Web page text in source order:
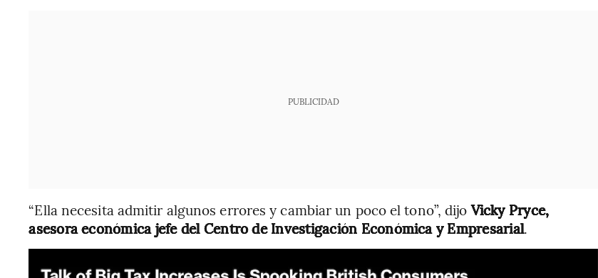
PUBLICIDAD
“Ella necesita admitir algunos errores y cambiar un poco el tono”, dijoVicky Pryce,
asesora económica jefe del Centro de Investigación Económica y Empresarial.